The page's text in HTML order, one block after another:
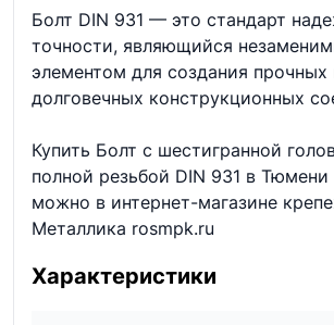
Болт DIN 931 — это стандарт
точности, являющийся
элементом для создания прочных
долговечных конструкционных
Купить Болт с шестигранной
полной резьбой DIN 931 в Тюмени
можно в интернет-магазине
Металлика rosmpk.ru
Характеристики